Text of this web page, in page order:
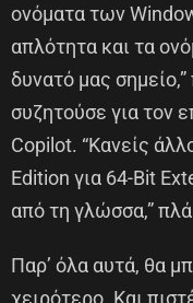
ονόματα των
απλότητα και τα
δυνατό μας
συζητούσε για τον
Copilot. “Κανείς
Edition για 64-Bit
από τη γλώσσα,”
Παρ’ όλα αυτά, θα
χειρότερο. Και